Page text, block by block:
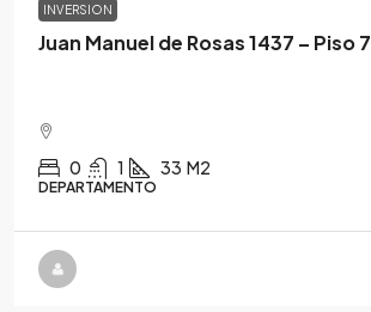
INVERSION
Juan Manuel de Rosas 1437 – Piso 7
0 1 33 M2
DEPARTAMENTO